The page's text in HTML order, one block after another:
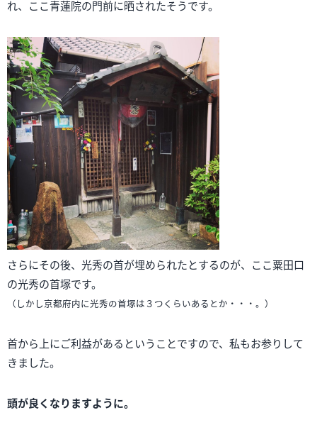
れ、ここ青蓮院の門前に晒されたそうです。
さらにその後、光秀の首が埋められたとするのが、ここ粟田口
の光秀の首塚です。
（しかし京都府内に光秀の首塚は３つくらいあるとか・・・。）
首から上にご利益があるということですので、私もお参りして
きました。
頭が良くなりますように。